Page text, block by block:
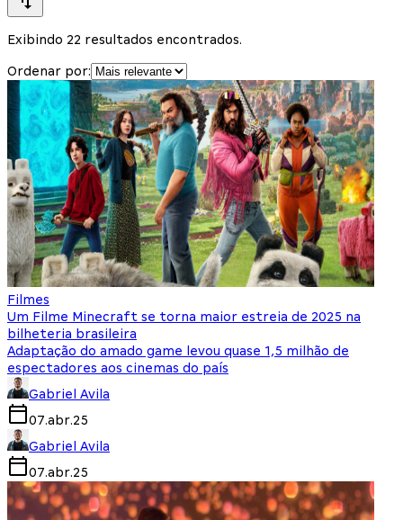
Exibindo 22 resultados encontrados.
Ordenar por:
Filmes
Um Filme Minecraft se torna maior estreia de 2025 na
bilheteria brasileira
Adaptação do amado game levou quase 1,5 milhão de
espectadores aos cinemas do país
Gabriel Avila
07.abr.25
Gabriel Avila
07.abr.25